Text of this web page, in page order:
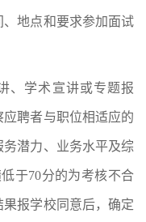
地点和要求参加面试
、学术宣讲或专题报
聘者与职位相适应的
潜力、业务水平及综
于70分的为考核不合
报学校同意后，确定